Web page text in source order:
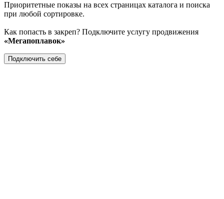
Приоритетные показы на всех страницах каталога и поиска
при любой сортировке.
Как попасть в закреп? Подключите услугу продвижения
«Мегапоплавок»
Подключить себе